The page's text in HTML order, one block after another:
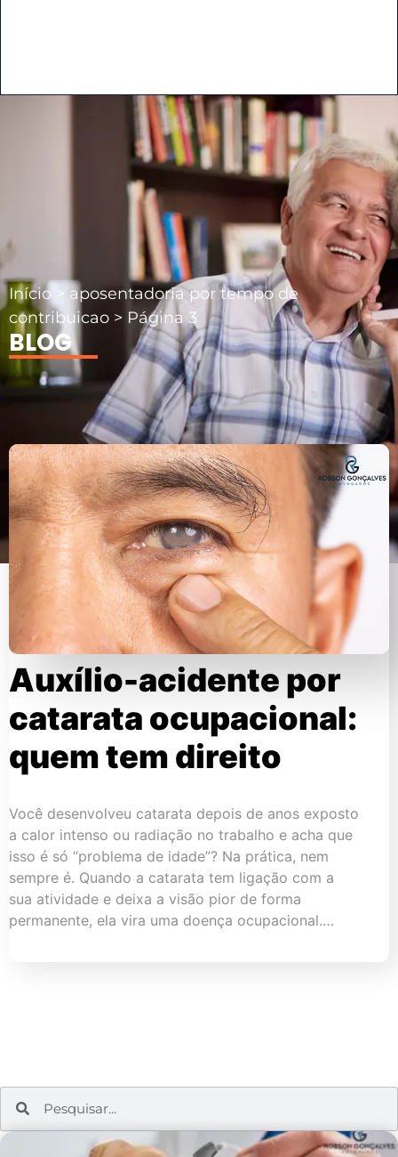
Início > aposentadoria por tempo de
contribuicao > Página 3
BLOG
Auxílio-acidente por
catarata ocupacional:
quem tem direito
Você desenvolveu catarata depois de anos exposto
a calor intenso ou radiação no trabalho e acha que
isso é só “problema de idade”? Na prática, nem
sempre é. Quando a catarata tem ligação com a
sua atividade e deixa a visão pior de forma
permanente, ela vira uma doença ocupacional.…